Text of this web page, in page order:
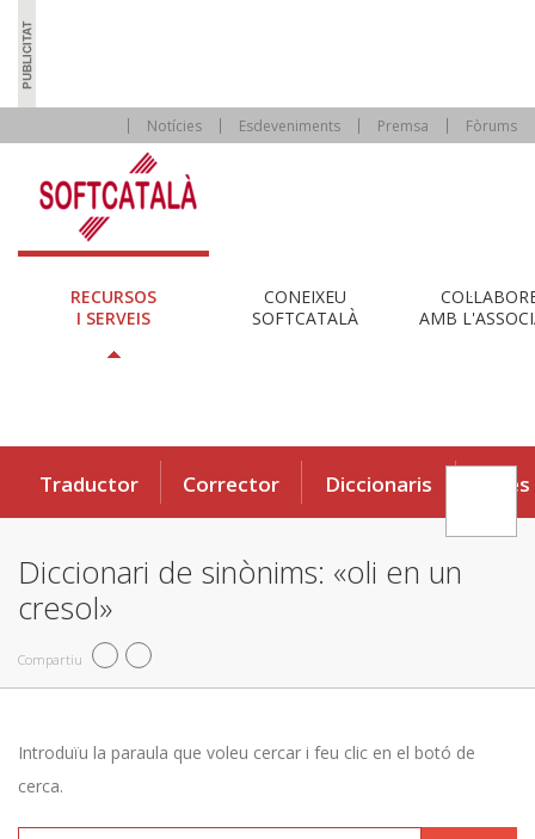
Notícies Esdeveniments Premsa Fòrums
RECURSOS
I SERVEIS
CONEIXEU
SOFTCATALÀ
AMB
Traductor Corrector Diccionaris Eines
Diccionari de sinònims: «oli en un
cresol»
Compartiu
Introduïu la paraula que voleu cercar i feu clic en el botó de
cerca.